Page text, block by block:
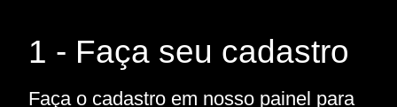
1 - Faça seu cadastro
Faça o cadastro em nosso painel para